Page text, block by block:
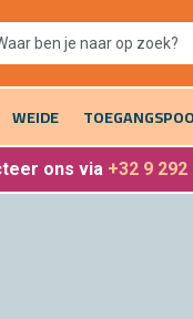
morgen
- 12u30 & 13u30 - 17u
WEIDE
ons via +32 9 292